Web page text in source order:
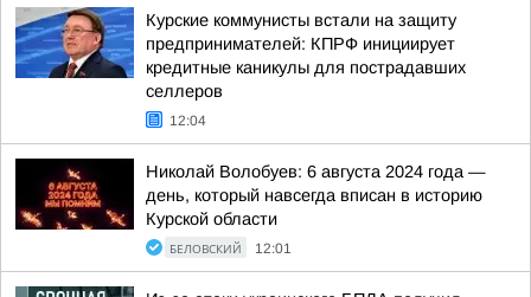
Курские коммунисты встали на защиту
предпринимателей: КПРФ инициирует
кредитные каникулы для пострадавших
селлеров
12:04
Николай Волобуев: 6 августа 2024 года —
день, который навсегда вписан в историю
Курской области
БЕЛОВСКИЙ 12:01